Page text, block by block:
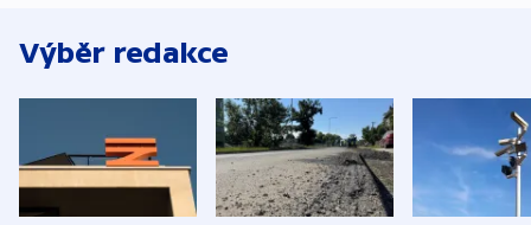
Výběr redakce